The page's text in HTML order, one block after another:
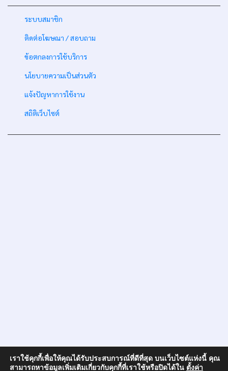
เราใช้คุกกี้เพื่อให้คุณได้รับประสบการณ์ที่ดีที่สุด บนเว็บไซต์แห่งนี้ คุณ
สามารถหาข้อมูลเพิ่มเติมเกี่ยวกับคุกกี้ที่เราใช้หรือปิดได้ใน ตั้งค่า
ระบบสมาชิก
ติดต่อโฆษณา / สอบถาม
ข้อตกลงการใช้บริการ
นโยบายความเป็นส่วนตัว
แจ้งปัญหาการใช้งาน
สถิติเว็บไซต์